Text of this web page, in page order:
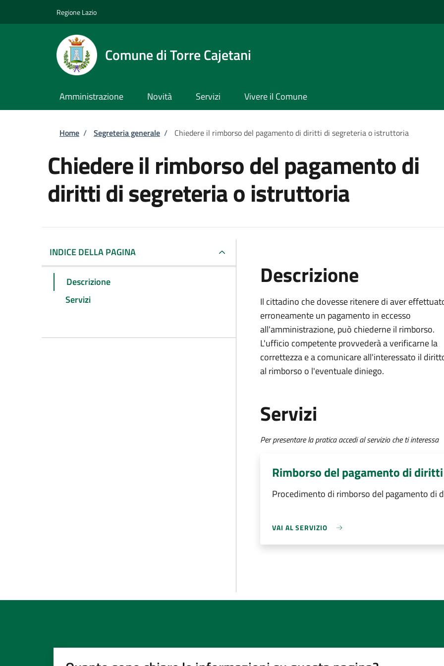
Regione Lazio
Comune di Torre Cajetani
Amministrazione Novità Servizi Vivere il Comune
Briciole di pane
Home / Segreteria generale / Chiedere il rimborso del pagamento di diritti di segreteria o istruttoria
Chiedere il rimborso del pagamento di
diritti di segreteria o istruttoria
INDICE DELLA PAGINA
Descrizione
Servizi
Descrizione
Il cittadino che dovesse ritenere di aver
erroneamente un pagamento in eccesso
all'amministrazione, può chiederne il rimborso.
L'ufficio competente provvederà a verificarne la
correttezza e a comunicare all'interessato il
al rimborso o l'eventuale diniego.
Servizi
Per presentare la pratica accedi al servizio che ti interessa
Rimborso del pagamento di
Procedimento di rimborso del pagamento di
VAI AL SERVIZIO